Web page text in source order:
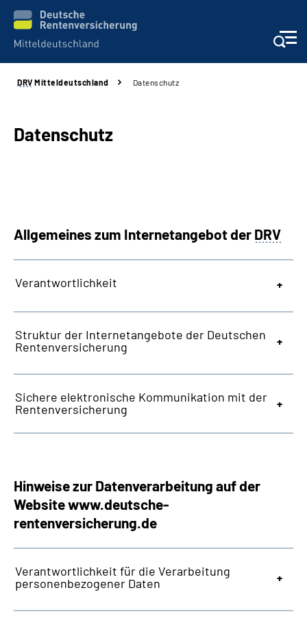
Aktuelles
Beratung und Kontakt
Presse
Über uns
Inhalte in Gebärdensprache (DGS)
Leichte Sprache
Mein Kundenportal
DRV Mitteldeutschland Datenschutz
Datenschutz
Allgemeines zum Internetangebot der DRV
Verantwortlichkeit
Struktur der Internetangebote der Deutschen
Rentenversicherung
Sichere elektronische Kommunikation mit der
Rentenversicherung
Hinweise zur Datenverarbeitung auf der
Websitewww.deutsche-
rentenversicherung.de
Verantwortlichkeit für die Verarbeitung
personenbezogener Daten